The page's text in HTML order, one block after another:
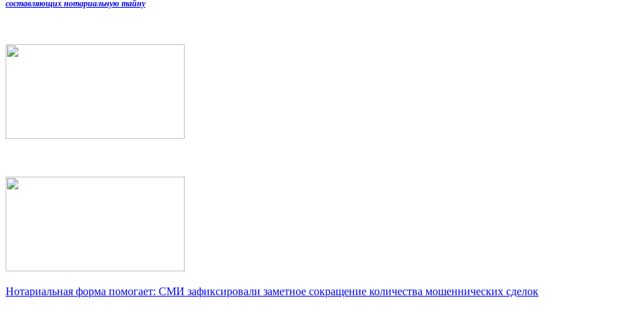
составляющих нотариальную тайну
Нотариальная форма помогает: СМИ зафиксировали заметное сокращение количества мошеннических сделок